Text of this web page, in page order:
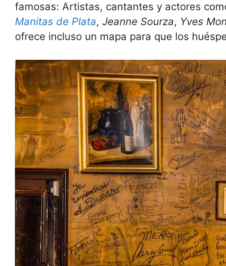
famosas: Artistas, cantantes y actores
Manitas de Plata, Jeanne Sourza, Yves
ofrece incluso un mapa para que los